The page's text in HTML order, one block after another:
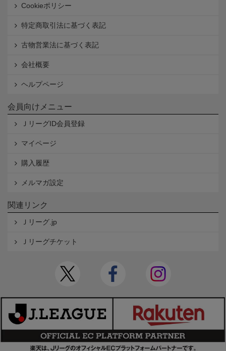
Cookieポリシー
特定商取引法に基づく表記
古物営業法に基づく表記
会社概要
ヘルプページ
会員向けメニュー
ＪリーグID会員登録
マイページ
購入履歴
メルマガ設定
関連リンク
Ｊリーグ.jp
Ｊリーグチケット